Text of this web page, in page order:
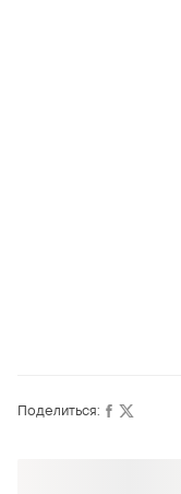
Поделиться: